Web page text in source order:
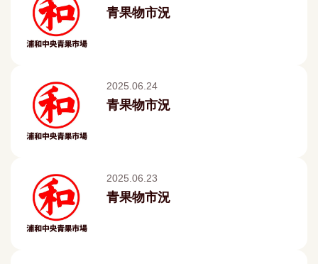
青果物市況
2025.06.24
青果物市況
2025.06.23
青果物市況